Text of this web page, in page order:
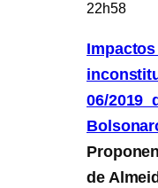
22h58
06/2019
de